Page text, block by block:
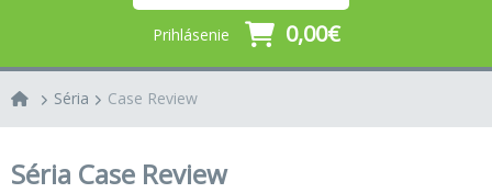
Prihlásenie 0,00€
Séria Case Review
Séria Case Review